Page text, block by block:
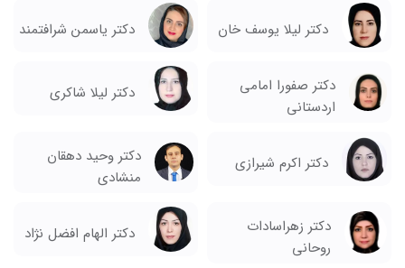
دکتر لیلا یوسف خان دکتر یاسمن شرافتمند
دکتر صفورا امامی
اردستانی
دکتر لیلا شاکری
دکتر اکرم شیرازی
دکتر وحید دهقان
منشادی
دکتر زهراسادات
روحانی
دکتر الهام افضل نژاد